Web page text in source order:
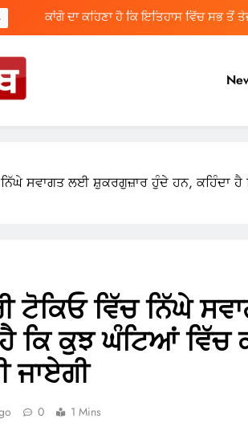
ਕਾਂਗੋ ਦਾ ਕਹਿਣਾ ਹੈ ਕਿ ਇਤਿਹਾਸ ਵਿੱਚ ਸਭ ਤੋਂ
ਇੰਡੀਅਨ ਸਟੈਟਿਸਟੀਕਲ ਇੰਸਟੀਚਿਊਟ ਨੂੰ
ਮਯੰਕ
ਸਵਾਗਤ ਲਈ ਸ਼ੁਕਰਗੁਜ਼ਾਰ ਹੁੰਦੇ ਹਨ, ਕਹਿੰਦਾ ਹੈ
ਟੋਕਿਓ ਵਿੱਚ ਨਿੱਘੇ
ਕਿ ਕੁਝ ਘੰਟਿਆਂ ਵਿੱਚ
ਜਾਏਗੀ
0 1 Mins